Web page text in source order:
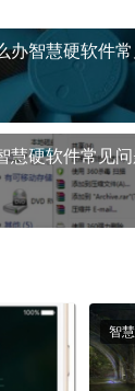
办智慧硬软件
慧硬软件常见
智